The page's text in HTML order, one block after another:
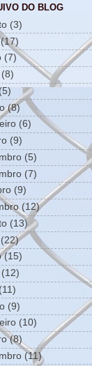
DO BLOG
(3)
(7)
(8)
(5)
(8)
(6)
(9)
(5)
(7)
(9)
(12)
(13)
(22)
(15)
(12)
(11)
(9)
(10)
(8)
(11)